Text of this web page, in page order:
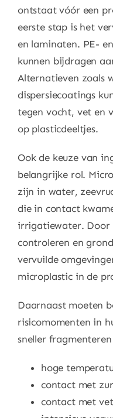
ontstaat vóór een
eerste stap is het
en laminaten. PE-
kunnen bijdragen
Alternatieven zoals
dispersiecoatings
tegen vocht, vet en
op plasticdeeltjes.
Ook de keuze van
belangrijke rol.
zijn in water,
die in contact
irrigatiewater. Door
controleren en
vervuilde
microplastic in de
Daarnaast moeten
risicomomenten in
sneller
hoge
contact met
contact met